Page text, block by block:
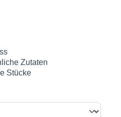
Zutaten
Stücke